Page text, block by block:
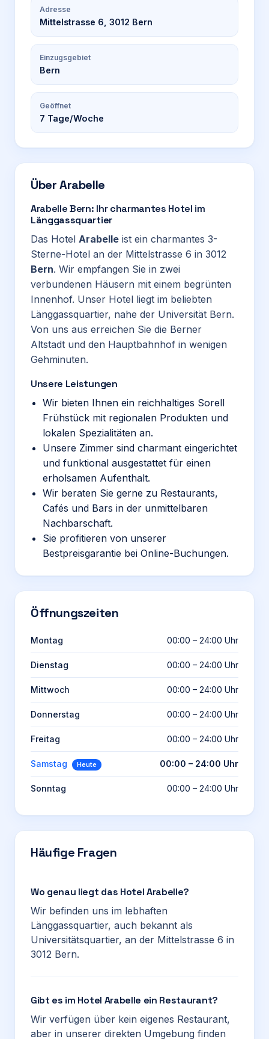
Adresse
Mittelstrasse 6, 3012 Bern
Einzugsgebiet
Bern
Geöffnet
7 Tage/Woche
ÜberArabelle
Arabelle Bern: Ihr charmantes Hotel im
Länggassquartier
Das Hotel Arabelle ist ein charmantes 3-
Sterne-Hotel an der Mittelstrasse 6 in 3012
Bern. Wir empfangen Sie in zwei
verbundenen Häusern mit einem begrünten
Innenhof. Unser Hotel liegt im beliebten
Länggassquartier, nahe der Universität Bern.
Von uns aus erreichen Sie die Berner
Altstadt und den Hauptbahnhof in wenigen
Gehminuten.
Unsere Leistungen
Wir bieten Ihnen ein reichhaltiges Sorell
Frühstück mit regionalen Produkten und
lokalen Spezialitäten an.
Unsere Zimmer sind charmant eingerichtet
und funktional ausgestattet für einen
erholsamen Aufenthalt.
Wir beraten Sie gerne zu Restaurants,
Cafés und Bars in der unmittelbaren
Nachbarschaft.
Sie profitieren von unserer
Bestpreisgarantie bei Online-Buchungen.
Öffnungszeiten
Montag 00:00 – 24:00 Uhr
Dienstag 00:00 – 24:00 Uhr
Mittwoch 00:00 – 24:00 Uhr
Donnerstag 00:00 – 24:00 Uhr
Freitag 00:00 – 24:00 Uhr
Samstag Heute 00:00 – 24:00 Uhr
Sonntag 00:00 – 24:00 Uhr
Häufige Fragen
Wo genau liegt das Hotel Arabelle?
Wir befinden uns im lebhaften
Länggassquartier, auch bekannt als
Universitätsquartier, an der Mittelstrasse 6 in
3012 Bern.
Gibt es im Hotel Arabelle ein Restaurant?
Wir verfügen über kein eigenes Restaurant,
aber in unserer direkten Umgebung finden